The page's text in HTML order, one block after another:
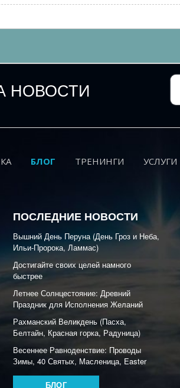
НОВОСТИ
БЛОГ ТРЕНИНГИ УСЛУГИ
ПОСЛЕДНИЕ НОВОСТИ
Вышний День Перуна (День Гроз и Неба,
Ильи-Пророка, Ламмас)
Достигайте своих целей намного
быстрее
Летнее Солнцестояние: Древний
Праздник для Исполнения Желаний
Рахманский Великдень (Пасха,
Белтайн, Красная горка, Радуница)
Весеннее Равноденствие: Проводы
Зимы, 40 Святых, Масленица, Easter
БЛОГ